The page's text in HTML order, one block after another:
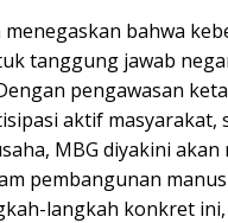
bahwa
tanggung jawab
pengawasan
aktif masyarakat,
MBG diyakini
pembangunan
langkah konkret